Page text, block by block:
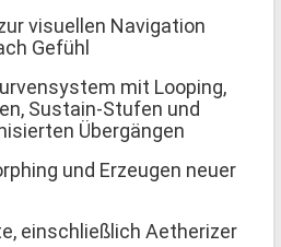
visuellen Navigation
Gefühl
mit Looping,
Sustain-Stufen und
Übergängen
und Erzeugen neuer
einschließlich Aetherizer